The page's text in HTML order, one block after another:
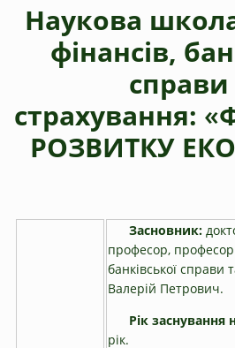
Наукова
фінансів,
справи
страхування: «
РОЗВИТКУ
Засновник:
професор,
банківської справи
Валерій Петрович.
Рік заснування
рік.